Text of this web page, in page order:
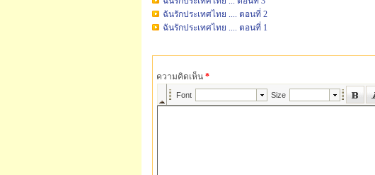
ฉันรักประเทศไทย .... ตอนที่ 2
ฉันรักประเทศไทย .... ตอนที่ 1
ความคิดเห็น *